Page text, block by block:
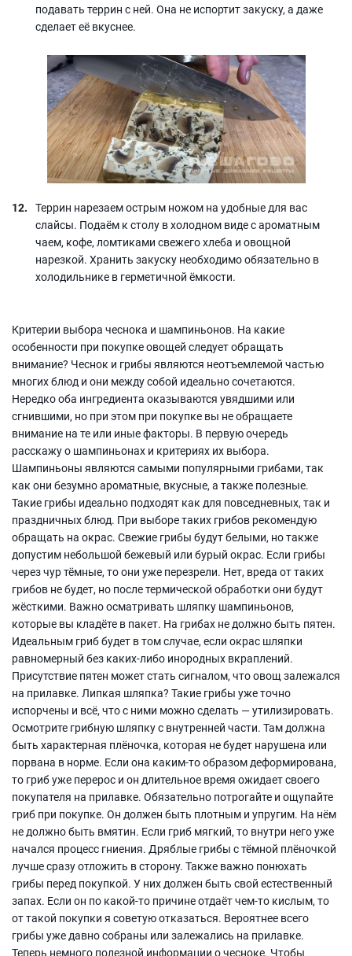
подавать террин с ней. Она не испортит закуску, а даже
сделает её вкуснее.
Террин нарезаем острым ножом на удобные для вас
слайсы. Подаём к столу в холодном виде с ароматным
чаем, кофе, ломтиками свежего хлеба и овощной
нарезкой. Хранить закуску необходимо обязательно в
холодильнике в герметичной ёмкости.
Критерии выбора чеснока и шампиньонов. На какие
особенности при покупке овощей следует обращать
внимание? Чеснок и грибы являются неотъемлемой частью
многих блюд и они между собой идеально сочетаются.
Нередко оба ингредиента оказываются увядшими или
сгнившими, но при этом при покупке вы не обращаете
внимание на те или иные факторы. В первую очередь
расскажу о шампиньонах и критериях их выбора.
Шампиньоны являются самыми популярными грибами, так
как они безумно ароматные, вкусные, а также полезные.
Такие грибы идеально подходят как для повседневных, так и
праздничных блюд. При выборе таких грибов рекомендую
обращать на окрас. Свежие грибы будут белыми, но также
допустим небольшой бежевый или бурый окрас. Если грибы
через чур тёмные, то они уже перезрели. Нет, вреда от таких
грибов не будет, но после термической обработки они будут
жёсткими. Важно осматривать шляпку шампиньонов,
которые вы кладёте в пакет. На грибах не должно быть пятен.
Идеальным гриб будет в том случае, если окрас шляпки
равномерный без каких-либо инородных вкраплений.
Присутствие пятен может стать сигналом, что овощ залежался
на прилавке. Липкая шляпка? Такие грибы уже точно
испорчены и всё, что с ними можно сделать — утилизировать.
Осмотрите грибную шляпку с внутренней части. Там должна
быть характерная плёночка, которая не будет нарушена или
порвана в норме. Если она каким-то образом деформирована,
то гриб уже перерос и он длительное время ожидает своего
покупателя на прилавке. Обязательно потрогайте и ощупайте
гриб при покупке. Он должен быть плотным и упругим. На нём
не должно быть вмятин. Если гриб мягкий, то внутри него уже
начался процесс гниения. Дряблые грибы с тёмной плёночкой
лучше сразу отложить в сторону. Также важно понюхать
грибы перед покупкой. У них должен быть свой естественный
запах. Если он по какой-то причине отдаёт чем-то кислым, то
от такой покупки я советую отказаться. Вероятнее всего
грибы уже давно собраны или залежались на прилавке.
Теперь немного полезной информации о чесноке. Чтобы